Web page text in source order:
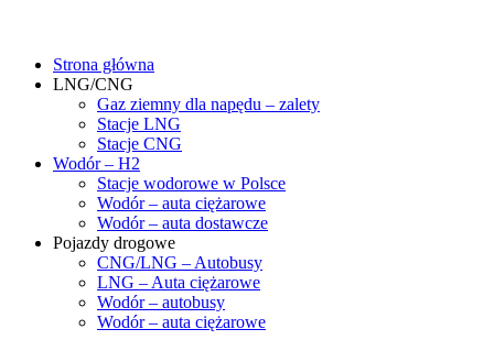
contentStrona główna
LNG/CNG
Gaz ziemny dla napędu – zalety
Stacje LNG
Stacje CNG
Wodór – H2
Stacje wodorowe w Polsce
Wodór – auta ciężarowe
Wodór – auta dostawcze
Pojazdy drogowe
CNG/LNG – Autobusy
LNG – Auta ciężarowe
Wodór – autobusy
Wodór – auta ciężarowe